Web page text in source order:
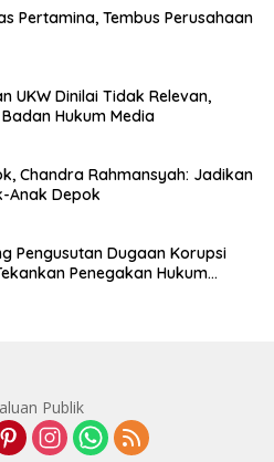
Pertamina, Tembus Perusahaan
UKW Dinilai Tidak Relevan,
Hukum Media
Chandra Rahmansyah: Jadikan
Anak Depok
Pengusutan Dugaan Korupsi
Penegakan Hukum